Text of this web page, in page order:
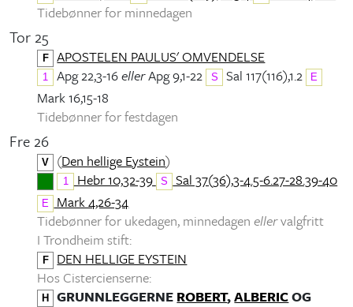
Tidebønner for minnedagen
Tor 25
F APOSTELEN PAULUS' OMVENDELSE
1 Apg 22,3-16ellerApg 9,1-22 S Sal 117(116),1.2 E
Mark 16,15-18
Tidebønner for festdagen
Fre 26
V (Den hellige Eystein)
1 Hebr 10,32-39 S Sal 37(36),3-4.5-6.27-28.39-40
E
Mark 4,26-34
Tidebønner for ukedagen, minnedagen ellervalgfritt
I Trondheim stift:
F
DEN HELLIGE EYSTEIN
Hos Cistercienserne:
H GRUNNLEGGERNE ROBERT,ALBERICOG